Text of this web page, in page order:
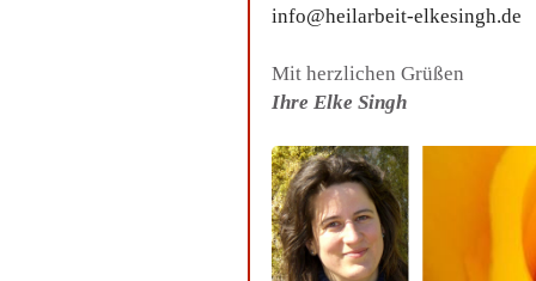
info@heilarbeit-elkesingh.de
Mit herzlichen Grüßen
Ihre Elke Singh